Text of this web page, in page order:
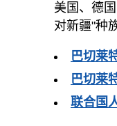
美国、德
对新疆"种
巴切莱
巴切莱
联合国